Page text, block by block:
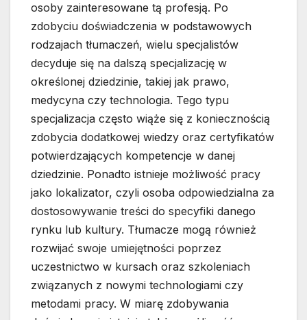
osoby zainteresowane tą profesją. Po
zdobyciu doświadczenia w podstawowych
rodzajach tłumaczeń, wielu specjalistów
decyduje się na dalszą specjalizację w
określonej dziedzinie, takiej jak prawo,
medycyna czy technologia. Tego typu
specjalizacja często wiąże się z koniecznością
zdobycia dodatkowej wiedzy oraz certyfikatów
potwierdzających kompetencje w danej
dziedzinie. Ponadto istnieje możliwość pracy
jako lokalizator, czyli osoba odpowiedzialna za
dostosowywanie treści do specyfiki danego
rynku lub kultury. Tłumacze mogą również
rozwijać swoje umiejętności poprzez
uczestnictwo w kursach oraz szkoleniach
związanych z nowymi technologiami czy
metodami pracy. W miarę zdobywania